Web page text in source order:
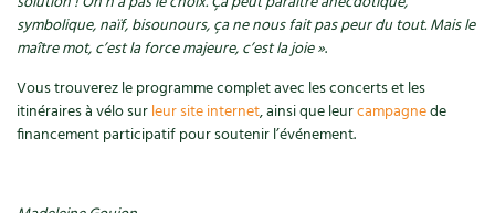
Gestion de l’eau
Entretien de la maison
Décoration et petit bricolage
Liste des pépiniéristes
symbolique, naïf, bisounours, ça ne nous fait pas peur du tout. Mais le
maître mot, c’est la force majeure, c’est la joie ».
Vous trouverez le programme complet avec les concerts et les
itinéraires à vélo surleur site internet, ainsi que leurcampagnede
financement participatif pour soutenir l’événement.